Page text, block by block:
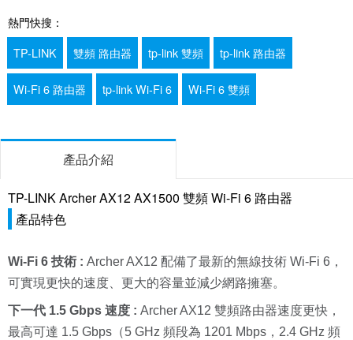
熱門快搜：
TP-LINK
雙頻 路由器 tp-link 雙頻 tp-link 路由器
Wi-Fi 6 路由器 tp-link Wi-Fi 6 Wi-Fi 6 雙頻
產品介紹
TP-LINK Archer AX12 AX1500 雙頻 Wi-Fi 6 路由器
產品特色
Wi-Fi 6 技術 : Archer AX12 配備了最新的無線技術 Wi-Fi 6，
可實現更快的速度、更大的容量並減少網路擁塞。
下一代 1.5 Gbps 速度 : Archer AX12 雙頻路由器速度更快，
最高可達 1.5 Gbps（5 GHz 頻段為 1201 Mbps，2.4 GHz 頻